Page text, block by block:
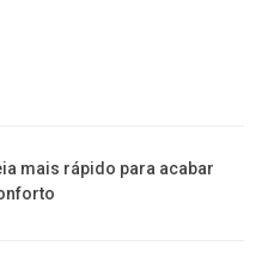
mais rápido para acabar